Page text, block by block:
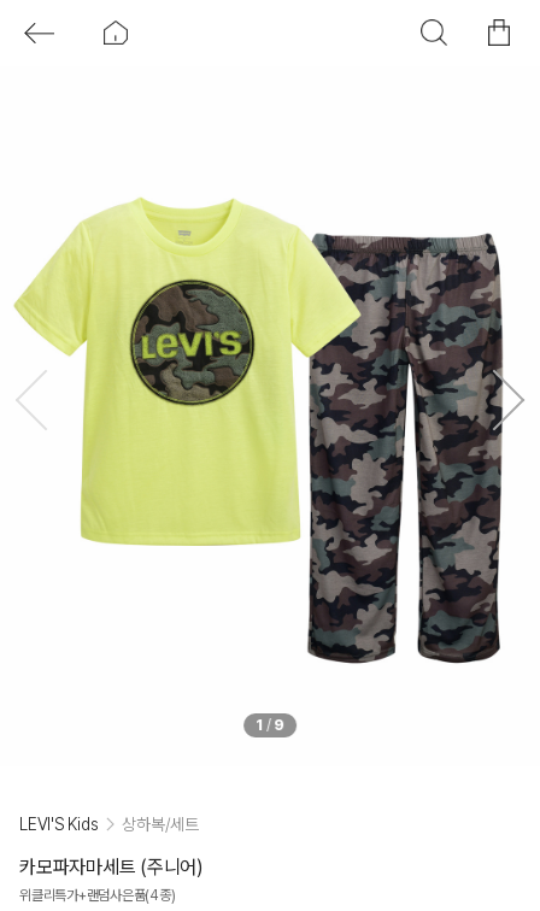
1 / 9
LEVI'S Kids 상하복/세트
카모파자마세트 (주니어)
위클리특가+랜덤사은품(4종)